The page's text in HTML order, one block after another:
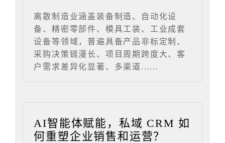
离散制造业涵盖装备制造、自动化设
备、精密零部件、模具工装、工业成套
设备等领域，普遍具备产品非标定制、
采购决策链漫长、项目周期跨度大、客
户需求差异化显著、多渠道......
AI智能体赋能，私域 CRM 如
何重塑企业销售和运营？